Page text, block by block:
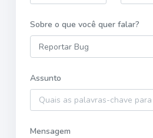
Sobre o que você quer falar?
Assunto
Mensagem